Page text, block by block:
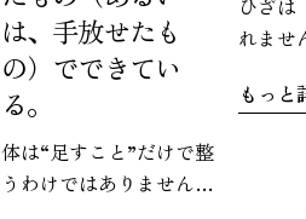
は、手放せたも
の）でできてい
る。
体は“足すこと”だけで整
うわけではありません。
れませ
のお気
もっと